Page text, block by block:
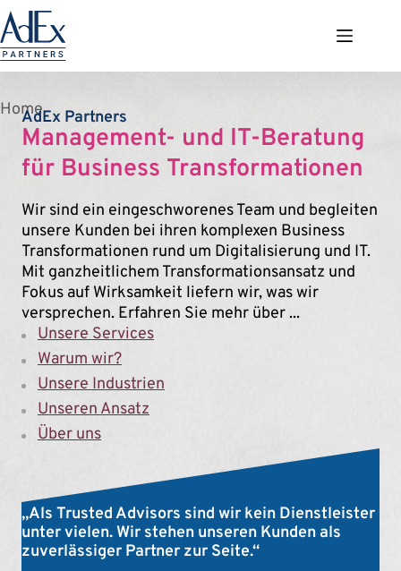
Zum
Inhalt
springen
HomeAdEx Partners
Management- und IT-Beratung
für Business Transformationen
Wir sind ein eingeschworenes Team und begleiten
unsere Kunden bei ihren komplexen Business
Transformationen rund um Digitalisierung und IT.
Mit ganzheitlichem Transformationsansatz und
Fokus auf Wirksamkeit liefern wir, was wir
versprechen. Erfahren Sie mehr über ...
Unsere Services
Warum wir?
Unsere Industrien
Unseren Ansatz
Über uns
„Als Trusted Advisors sind wir kein Dienstleister
unter vielen. Wir stehen unseren Kunden als
zuverlässiger Partner zur Seite.“